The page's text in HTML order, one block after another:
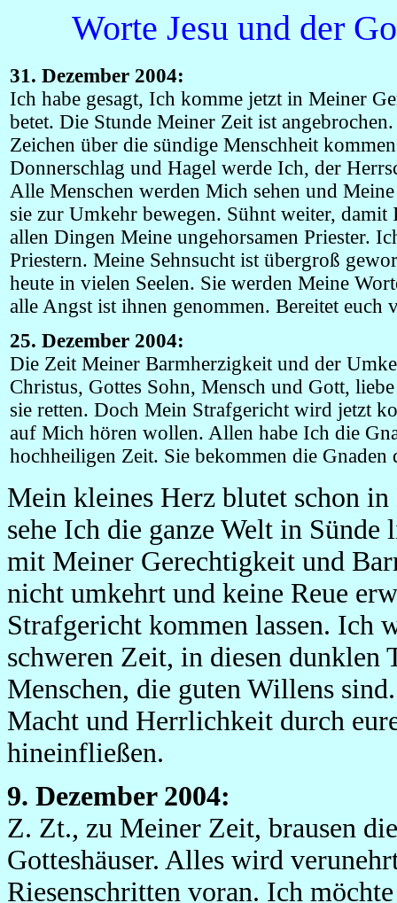
Worte Jesu und der
31. Dezember 2004:
Ich habe gesagt, Ich komme jetzt in Meiner
betet. Die Stunde Meiner Zeit ist
Zeichen über die sündige Menschheit
Donnerschlag und Hagel werde Ich, der
Alle Menschen werden Mich sehen und
sie zur Umkehr bewegen. Sühnt weiter,
allen Dingen Meine ungehorsamen Priester.
Priestern. Meine Sehnsucht ist übergroß
heute in vielen Seelen. Sie werden Meine
alle Angst ist ihnen genommen. Bereitet euch
25. Dezember 2004:
Die Zeit Meiner Barmherzigkeit und der
Christus, Gottes Sohn, Mensch und Gott,
sie retten. Doch Mein Strafgericht wird jetzt
auf Mich hören wollen. Allen habe Ich die
hochheiligen Zeit. Sie bekommen die Gnaden
Mein kleines Herz blutet schon
sehe Ich die ganze Welt in
mit Meiner Gerechtigkeit und
nicht umkehrt und keine Reue
Strafgericht kommen lassen. Ich
schweren Zeit, in diesen dunklen
Menschen, die guten Willens
Macht und Herrlichkeit durch
hineinfließen.
9. Dezember 2004:
Z. Zt., zu Meiner Zeit, brausen
Gotteshäuser. Alles wird
Riesenschritten voran. Ich